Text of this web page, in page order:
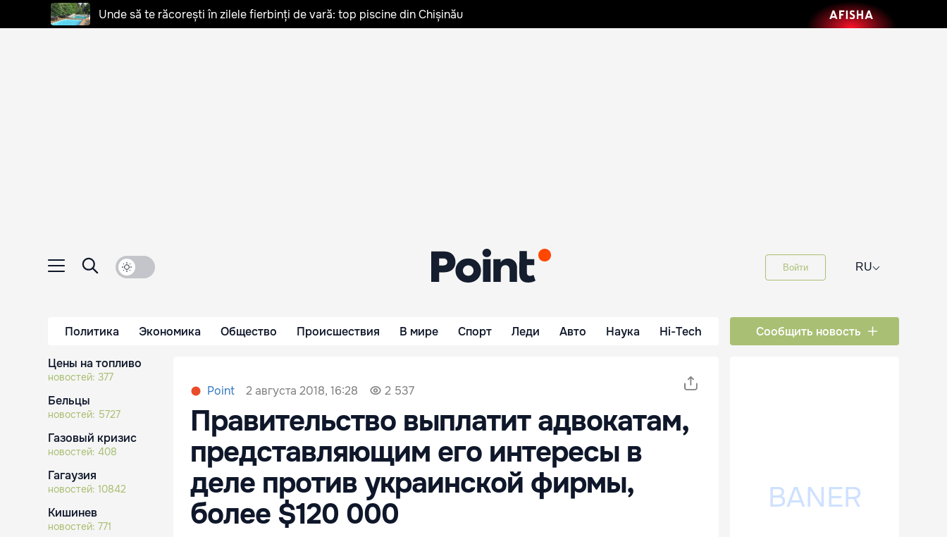
Unde să te răcorești în zilele fierbinți de vară: top piscine din Chișinău
Войти RU⌵
Политика Экономика Общество Происшествия В мире Спорт Леди Авто Наука Hi-Tech Сообщить новость
Цены на топливо
новостей: 377
Бельцы
новостей: 5727
Газовый кризис
новостей: 408
Гагаузия
новостей: 10842
Кишинев
новостей: 771
Point 2 августа 2018, 16:28 2 537
Правительство выплатит адвокатам,
представляющим его интересы в
деле против украинской фирмы,
более $120 000